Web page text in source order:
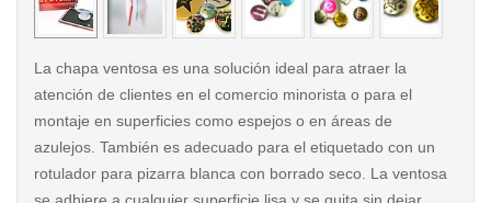
La chapa ventosa es una solución ideal para atraer la
atención de clientes en el comercio minorista o para el
montaje en superficies como espejos o en áreas de
azulejos. También es adecuado para el etiquetado con un
rotulador para pizarra blanca con borrado seco. La ventosa